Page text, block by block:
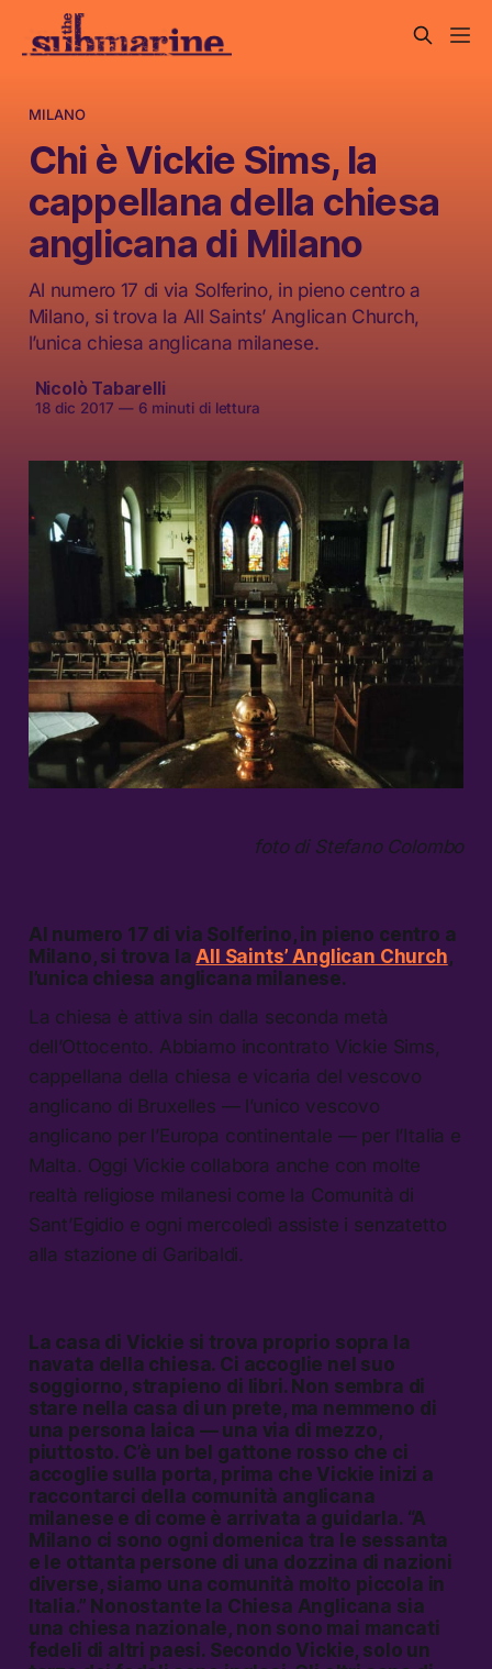
MILANO
Chi è Vickie Sims, la
cappellana della chiesa
anglicana di Milano
Al numero 17 di via Solferino, in pieno centro a
Milano, si trova la All Saints’ Anglican Church,
l’unica chiesa anglicana milanese.
Nicolò Tabarelli
18 dic 2017 —6 minuti di lettura
foto di Stefano Colombo
Al numero 17 di via Solferino, in pieno centro a
Milano, si trova laAll Saints’ Anglican Church,
l’unica chiesa anglicana milanese.
La chiesa è attiva sin dalla seconda metà
dell’Ottocento. Abbiamo incontrato Vickie Sims,
cappellana della chiesa e vicaria del vescovo
anglicano di Bruxelles — l’unico vescovo
anglicano per l’Europa continentale — per l’Italia e
Malta. Oggi Vickie collabora anche con molte
realtà religiose milanesi come la Comunità di
Sant’Egidio e ogni mercoledì assiste i senzatetto
alla stazione di Garibaldi.
La casa di Vickie si trova proprio sopra la
navata della chiesa. Ci accoglie nel suo
soggiorno, strapieno di libri. Non sembra di
stare nella casa di un prete, ma nemmeno di
una persona laica — una via di mezzo,
piuttosto. C’è un bel gattone rosso che ci
accoglie sulla porta, prima che Vickie inizi a
raccontarci della comunità anglicana
milanese e di come è arrivata a guidarla. “A
Milano ci sono ogni domenica tra le sessanta
e le ottanta persone di una dozzina di nazioni
diverse, siamo una comunità molto piccola in
Italia.” Nonostante la Chiesa Anglicana sia
una chiesa nazionale, non sono mai mancati
fedeli di altri paesi. Secondo Vickie, solo un